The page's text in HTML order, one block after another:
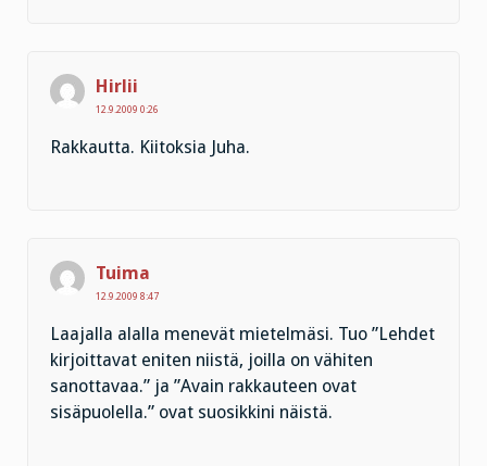
Hirlii
12.9.2009 0:26
Rakkautta. Kiitoksia Juha.
Tuima
12.9.2009 8:47
Laajalla alalla menevät mietelmäsi. Tuo ”Lehdet
kirjoittavat eniten niistä, joilla on vähiten
sanottavaa.” ja ”Avain rakkauteen ovat
sisäpuolella.” ovat suosikkini näistä.